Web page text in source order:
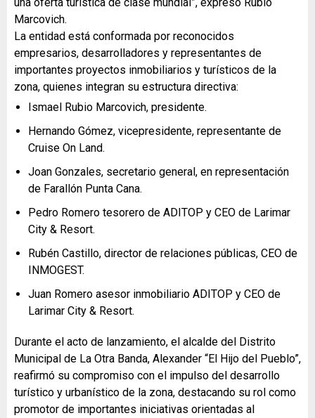
Marcovich.
La entidad está conformada por reconocidos
empresarios, desarrolladores y representantes de
importantes proyectos inmobiliarios y turísticos de la
zona, quienes integran su estructura directiva:
Ismael Rubio Marcovich, presidente.
Hernando Gómez, vicepresidente, representante de
Cruise On Land.
Joan Gonzales, secretario general, en representación
de Farallón Punta Cana.
Pedro Romero tesorero de ADITOP y CEO de Larimar
City & Resort.
Rubén Castillo, director de relaciones públicas, CEO de
INMOGEST.
Juan Romero asesor inmobiliario ADITOP y CEO de
Larimar City & Resort.
Durante el acto de lanzamiento, el alcalde del Distrito
Municipal de La Otra Banda, Alexander “El Hijo del Pueblo”,
reafirmó su compromiso con el impulso del desarrollo
turístico y urbanístico de la zona, destacando su rol como
promotor de importantes iniciativas orientadas al